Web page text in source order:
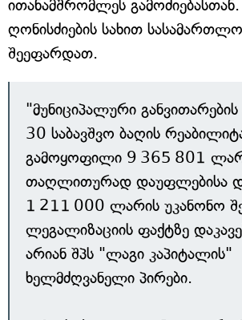
ითანამშრომლეს
ღონისძიების სახით
შეეფარდათ.
"მუნიციპალური
30 საბავშვო ბაღის
გამოყოფილი 9 365 801
თაღლითურად დაუფლებისა
1 211 000 ლარის უკანონო
ლეგალიზაციის ფაქტზე
არიან შპს "ლაგი კაპიტალის"
ხელმძღვანელი პირები.